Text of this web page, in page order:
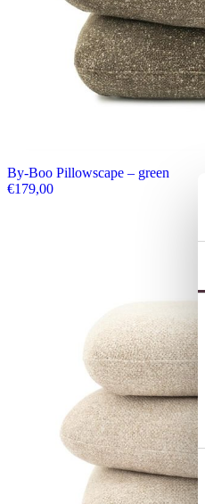
By-Boo Pillowscape – green
€179,00